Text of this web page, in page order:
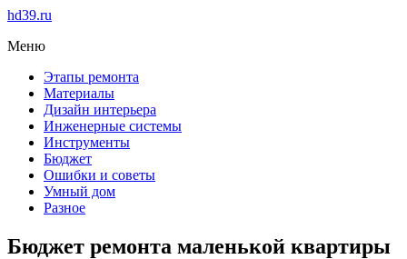
hd39.ru
Меню
Этапы ремонта
Материалы
Дизайн интерьера
Инженерные системы
Инструменты
Бюджет
Ошибки и советы
Умный дом
Разное
Бюджет ремонта маленькой квартиры